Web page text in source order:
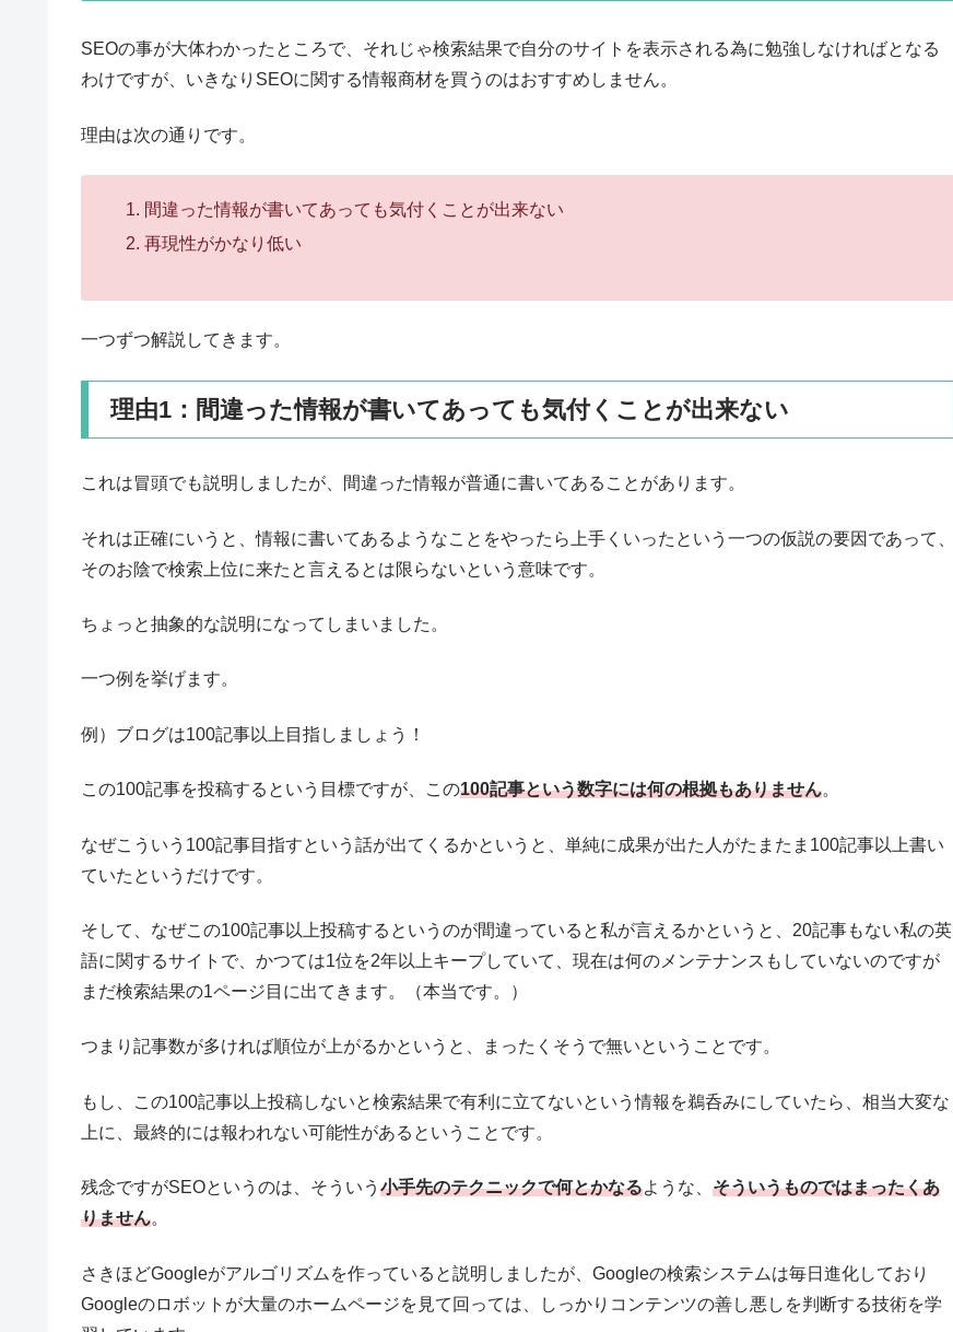
SEOの事が大体わかったところで、それじゃ検索結果で自分のサイトを表示される為に勉強しなければとなる
わけですが、いきなりSEOに関する情報商材を買うのはおすすめしません。
理由は次の通りです。
間違った情報が書いてあっても気付くことが出来ない
再現性がかなり低い
一つずつ解説してきます。
理由1：間違った情報が書いてあっても気付くことが出来ない
これは冒頭でも説明しましたが、間違った情報が普通に書いてあることがあります。
それは正確にいうと、情報に書いてあるようなことをやったら上手くいったという一つの仮説の要因であって、
そのお陰で検索上位に来たと言えるとは限らないという意味です。
ちょっと抽象的な説明になってしまいました。
一つ例を挙げます。
例）ブログは100記事以上目指しましょう！
この100記事を投稿するという目標ですが、この100記事という数字には何の根拠もありません。
なぜこういう100記事目指すという話が出てくるかというと、単純に成果が出た人がたまたま100記事以上書い
ていたというだけです。
そして、なぜこの100記事以上投稿するというのが間違っていると私が言えるかというと、20記事もない私の英
語に関するサイトで、かつては1位を2年以上キープしていて、現在は何のメンテナンスもしていないのですが
まだ検索結果の1ページ目に出てきます。（本当です。）
つまり記事数が多ければ順位が上がるかというと、まったくそうで無いということです。
もし、この100記事以上投稿しないと検索結果で有利に立てないという情報を鵜呑みにしていたら、相当大変な
上に、最終的には報われない可能性があるということです。
残念ですがSEOというのは、そういう 小手先のテクニックで何とかなるような、 そういうものではまったくあ
りません。
さきほどGoogleがアルゴリズムを作っていると説明しましたが、Googleの検索システムは毎日進化しており
Googleのロボットが大量のホームページを見て回っては、しっかりコンテンツの善し悪しを判断する技術を学